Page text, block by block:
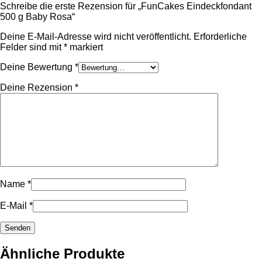
Schreibe die erste Rezension für „FunCakes Eindeckfondant
500 g Baby Rosa“
Deine E-Mail-Adresse wird nicht veröffentlicht. Erforderliche
Felder sind mit* markiert
Deine Bewertung *
Deine Rezension *
Name *
E-Mail *
Ähnliche Produkte